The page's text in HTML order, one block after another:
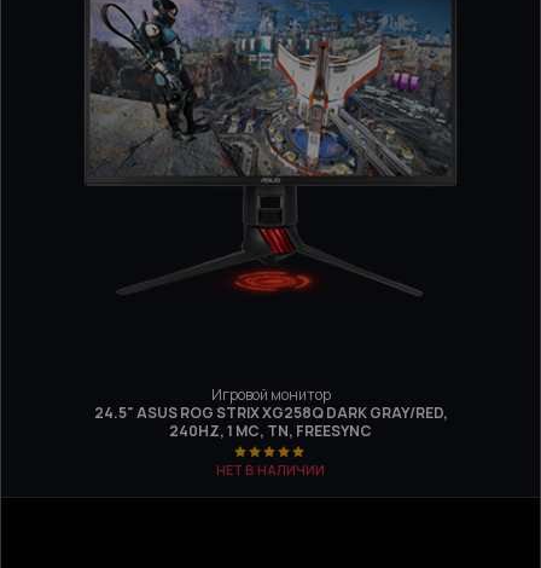
Игровой монитор
24.5" ASUS ROG STRIX XG258Q DARK GRAY/RED,
240HZ, 1 МС, TN, FREESYNC
НЕТ В НАЛИЧИИ